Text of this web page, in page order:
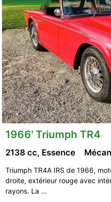
1966' Triumph TR4
2138 cc, Essence
Triumph TR4A IRS de 1966,
droite, extérieur rouge avec
rayons. La …